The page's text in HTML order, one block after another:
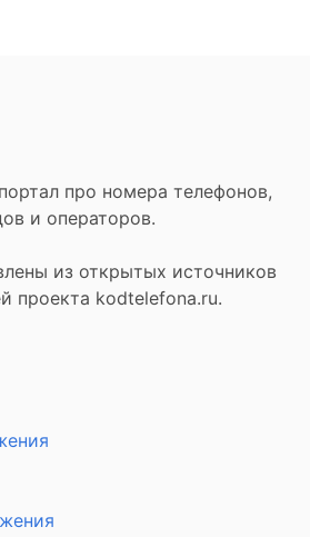
про номера телефонов,
и операторов.
из открытых источников
проекта kodtelefona.ru.